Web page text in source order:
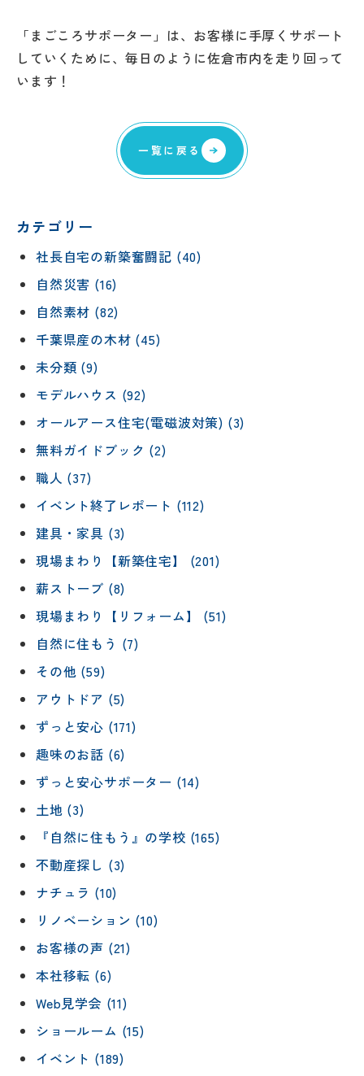
「まごころサポーター」は、お客様に手厚くサポート
していくために、毎日のように佐倉市内を走り回って
います！
一覧に戻る
カテゴリー
社長自宅の新築奮闘記 (40)
自然災害 (16)
自然素材 (82)
千葉県産の木材 (45)
未分類 (9)
モデルハウス (92)
オールアース住宅(電磁波対策) (3)
無料ガイドブック (2)
職人 (37)
イベント終了レポート (112)
建具・家具 (3)
現場まわり【新築住宅】 (201)
薪ストーブ (8)
現場まわり【リフォーム】 (51)
自然に住もう (7)
その他 (59)
アウトドア (5)
ずっと安心 (171)
趣味のお話 (6)
ずっと安心サポーター (14)
土地 (3)
『自然に住もう』の学校 (165)
不動産探し (3)
ナチュラ (10)
リノベーション (10)
お客様の声 (21)
本社移転 (6)
Web見学会 (11)
ショールーム (15)
イベント (189)